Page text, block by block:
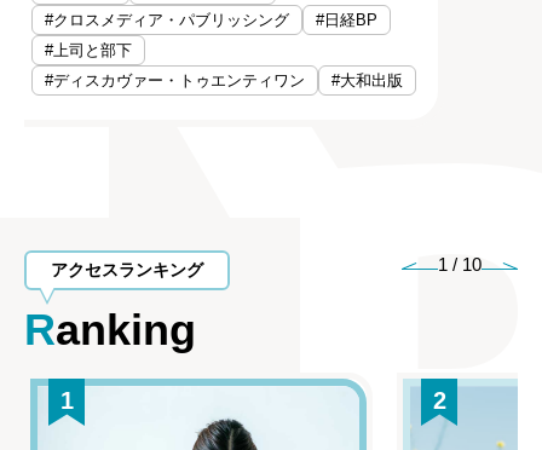
#クロスメディア・パブリッシング
#日経BP
#上司と部下
#ディスカヴァー・トゥエンティワン
#大和出版
アクセスランキング
Ranking
1 / 10
1 2